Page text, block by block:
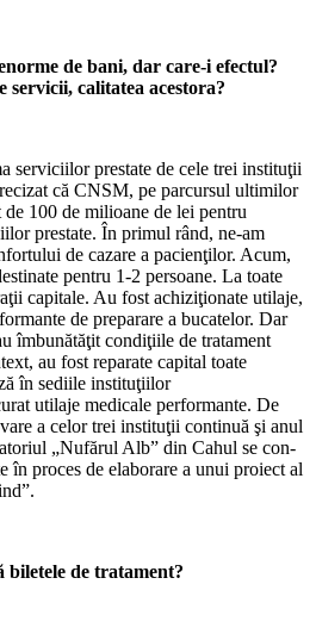
de bani, dar care-i efectul?
servicii, calitatea acestora?
serviciilor prestate de cele trei instituţii
că CNSM, pe parcur­sul ultimilor
100 de milioane de lei pentru
prestate. În pri­mul rând, ne-am
de cazare a pacienţilor. Acum,
pen­tru 1-2 persoane. La toate
capitale. Au fost achi­ziţionate utilaje,
de preparare a bucatelor. Dar
îmbunătăţit condiţiile de tratament
au fost reparate capital toate
în sediile in­stituţiilor
utilaje medicale performante. De
a celor trei insti­tuţii continuă şi anul
„Nufărul Alb” din Cahul se con­
în proces de elaborare a unui proiect al
biletele de tratament?